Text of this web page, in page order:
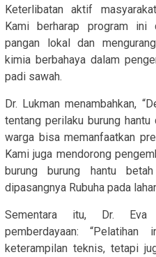
Keterlibatan aktif
Kami berharap program ini
pangan lokal dan
kimia berbahaya dalam
padi sawah.
Dr. Lukman menambahkan,
tentang perilaku burung hantu
warga bisa memanfaatkan
Kami juga mendorong
burung burung hantu
dipasangnya Rubuha pada
Sementara itu, Dr. Eva
pemberdayaan:
keterampilan teknis, tetapi